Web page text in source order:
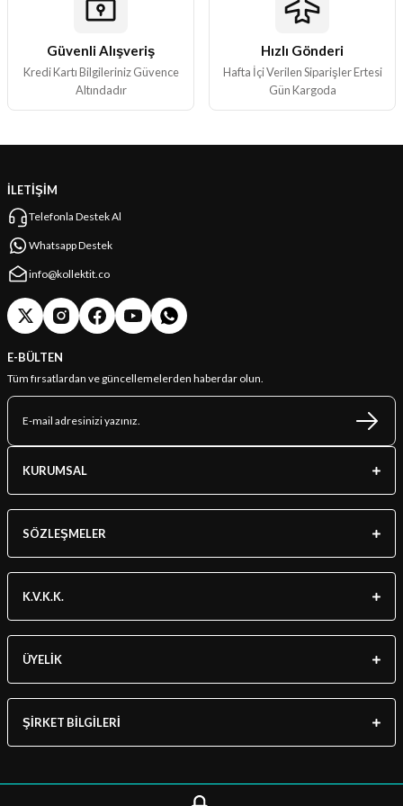
Güvenli Alışveriş
Kredi Kartı Bilgileriniz Güvence
Altındadır
Hızlı Gönderi
Hafta İçi Verilen Siparişler Ertesi
Gün Kargoda
İLETİŞİM
Telefonla Destek Al
Whatsapp Destek
info@kollektit.co
E-BÜLTEN
Tüm fırsatlardan ve güncellemelerden haberdar olun.
KURUMSAL
SÖZLEŞMELER
K.V.K.K.
ÜYELİK
ŞİRKET BİLGİLERİ